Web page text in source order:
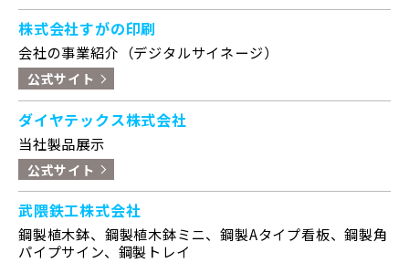
株式会社すがの印刷
会社の事業紹介（デジタルサイネージ）
公式サイト
ダイヤテックス株式会社
当社製品展示
公式サイト
武隈鉄工株式会社
鋼製植木鉢、鋼製植木鉢ミニ、鋼製Aタイプ看板、鋼製角
パイプサイン、鋼製トレイ